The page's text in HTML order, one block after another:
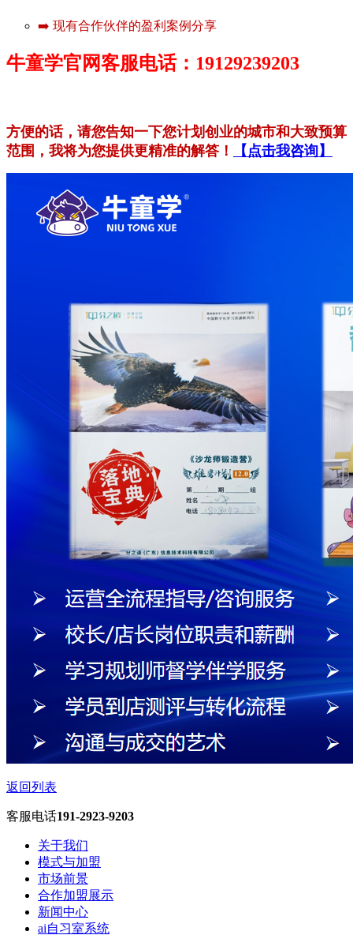
➡️ 现有合作伙伴的盈利案例分享
牛童学官网客服电话：19129239203
方便的话，请您告知一下您计划创业的城市和大致预算
范围，我将为您提供更精准的解答！
【点击我咨询】
返回列表
客服电话191-2923-9203
关于我们
模式与加盟
市场前景
合作加盟展示
新闻中心
ai自习室系统